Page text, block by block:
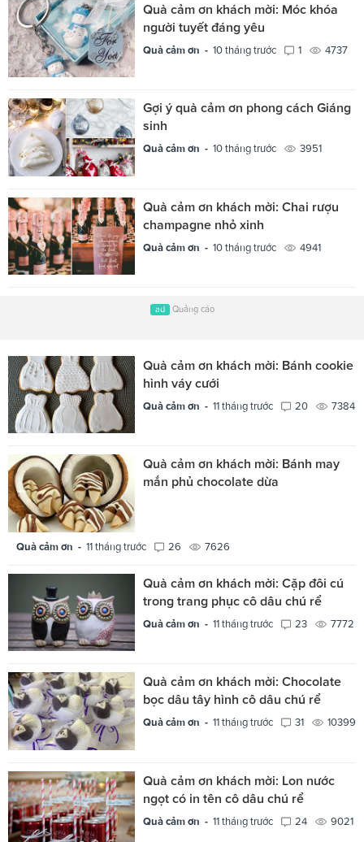
Quà cảm ơn khách mời: Móc khóa
người tuyết đáng yêu
Quà cảm ơn - 10 tháng trước 1 4737
Gợi ý quà cảm ơn phong cách Giáng
sinh
Quà cảm ơn - 10 tháng trước 3951
Quà cảm ơn khách mời: Chai rượu
champagne nhỏ xinh
Quà cảm ơn - 10 tháng trước 4941
ad Quảng cáo
Quà cảm ơn khách mời: Bánh cookie
hình váy cưới
Quà cảm ơn - 11 tháng trước 20 7384
Quà cảm ơn khách mời: Bánh may
mắn phủ chocolate dừa
Quà cảm ơn - 11 tháng trước 26 7626
Quà cảm ơn khách mời: Cặp đôi cú
trong trang phục cô dâu chú rể
Quà cảm ơn - 11 tháng trước 23 7772
Quà cảm ơn khách mời: Chocolate
bọc dâu tây hình cô dâu chú rể
Quà cảm ơn - 11 tháng trước 31 10399
Quà cảm ơn khách mời: Lon nước
ngọt có in tên cô dâu chú rể
Quà cảm ơn - 11 tháng trước 24 9021